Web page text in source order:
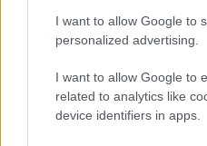
I want to allow Google to
personalized advertising.
I want to allow Google to
related to analytics like
device identifiers in apps.
Sangue, musica e
Delta Center
Meteo Olbia 9